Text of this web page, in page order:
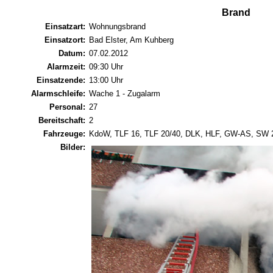
Brand
Einsatzart: Wohnungsbrand
Einsatzort: Bad Elster, Am Kuhberg
Datum: 07.02.2012
Alarmzeit: 09:30 Uhr
Einsatzende: 13:00 Uhr
Alarmschleife: Wache 1 - Zugalarm
Personal: 27
Bereitschaft: 2
Fahrzeuge: KdoW, TLF 16, TLF 20/40, DLK, HLF, GW-AS, SW
Bilder: